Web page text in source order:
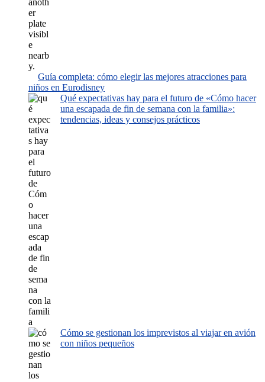
Guía completa: cómo elegir las mejores atracciones para
niños en Eurodisney
Qué expectativas hay para el futuro de «Cómo hacer
una escapada de fin de semana con la familia»:
tendencias, ideas y consejos prácticos
Cómo se gestionan los imprevistos al viajar en avión
con niños pequeños